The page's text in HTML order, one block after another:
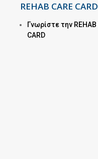
REHAB CARE CARD
Γνωρίστε την REHAB
CARD